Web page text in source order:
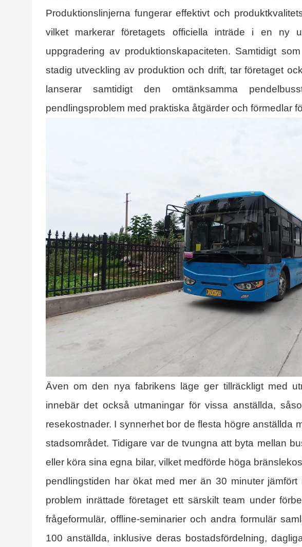
Produktionslinjerna fungerar effektivt och
vilket markerar företagets officiella inträde i en ny
uppgradering av produktionskapaciteten. Samtidigt
stadig utveckling av produktion och drift, tar företaget
lanserar samtidigt den omtänksamma
pendlingsproblem med praktiska åtgärder och förmedlar
Även om den nya fabrikens läge ger tillräckligt med
innebär det också utmaningar för vissa anställda,
resekostnader. I synnerhet bor de flesta högre anställda
stadsområdet. Tidigare var de tvungna att byta mellan
eller köra sina egna bilar, vilket medförde höga
pendlingstiden har ökat med mer än 30 minuter
problem inrättade företaget ett särskilt team under
frågeformulär, offline-seminarier och andra formulär
100 anställda, inklusive deras bostadsfördelning,